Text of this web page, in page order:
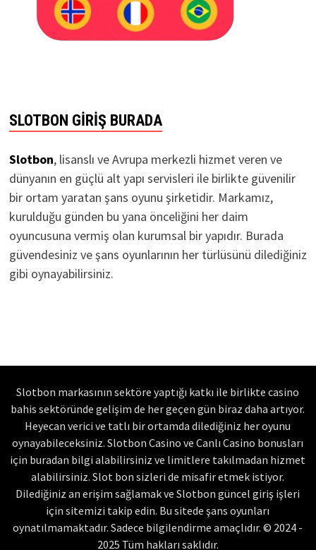
SLOTBON GIRIŞ BURADA
Slotbon, lisanslı ve Avrupa merkezli hizmet veren ve
dünyanın en güçlü alt yapı servisleri ile birlikte güvenilir
bir ortam yaratan şans oyunu şirketidir. Markamız,
kurulduğu günden bu yana önceliğini her daim
oyuncusuna vermiş olan kurumsal bir yapıdır. Burada
güvendesiniz ve şans oyunlarının her türlüsünü dilediğiniz
gibi oynayabilirsiniz.
Slotbon markasının sektöre yaptığı katkı ile birlikte casino
bahis sektöründe gelişim de her geçen gün biraz daha artıyor.
Heyecan verici ve tatlı bir ortamda dilediğiniz her oyunu
oynayabileceksiniz. Slotbon Casino ve Canlı Casino bonusları
için buradan bilgi alabilirsiniz ve limitlere takılmadan hizmet
alabilirsiniz. Slot bon sizleri de misafir etmek istiyor.
Dilediğiniz an erişim sağlamak ve Slotbon güncel giriş işleri
için sitemizi takip edin. Bu sitede şans oyunları
oynatılmamaktadır. Sadece bilgilendirme amaçlıdır. © 2024 -
2025 Tüm hakları saklıdır.